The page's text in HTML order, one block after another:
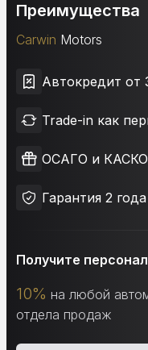
Преимущества
Carwin Motors
Автокредит от
Trade-in как
ОСАГО и КАСКО
Гарантия 2 года
Получите
10% на любой
отдела продаж